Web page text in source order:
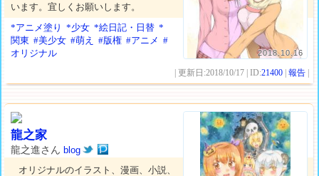
2018.10.16
います。宜しくお願いします。
*アニメ塗り
*少女 *絵日記・日替 *
関東 #美少女 #萌え #版権 #アニメ #
オリジナル
| 更新日:2018/10/17 | ID:21400 |報告 |
龍之家
龍之進さんblog
オリジナルのイラスト、漫画、小説、